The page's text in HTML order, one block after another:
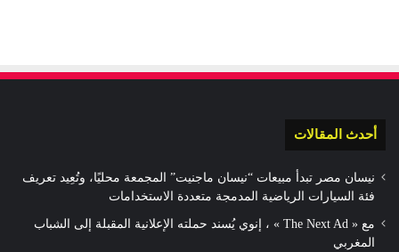
أحدث المقالات
نيسان مصر تبدأ مبيعات “نيسان ماجنيت” المجمعة محليًا، وتُعِيد تعريف
فئة السيارات الرياضية المدمجة متعددة الاستخدامات
مع « The Next Ad » ، إنوي يُسند حملته الإعلانية المقبلة إلى الشباب
المغربي